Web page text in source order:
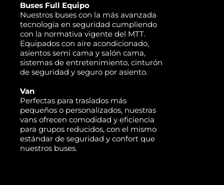
Buses Full Equipo
Nuestros buses con la más avanzada
tecnología en seguridad cumpliendo
con la normativa vigente del MTT.
Equipados con aire acondicionado,
asientos semi cama y salón cama,
sistemas de entretenimiento, cinturón
de seguridad y seguro por asiento.
Van
Perfectas para traslados más
pequeños o personalizados, nuestras
vans ofrecen comodidad y eficiencia
para grupos reducidos, con el mismo
estándar de seguridad y confort que
nuestros buses.